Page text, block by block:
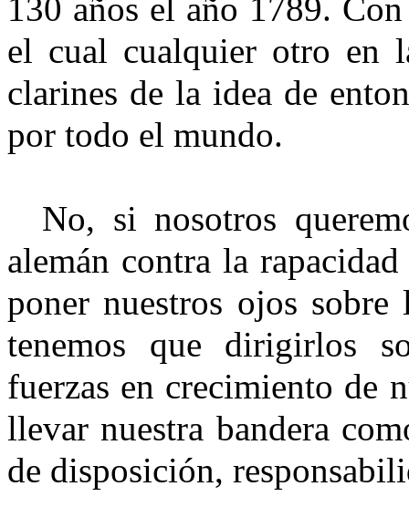
130 años el año 1789.
el cual cualquier otro en
clarines de la idea de
por todo el mundo.
No, si nosotros
alemán contra la
poner nuestros ojos
tenemos que dirigirlos
fuerzas en crecimiento de
llevar nuestra bandera
de disposición,